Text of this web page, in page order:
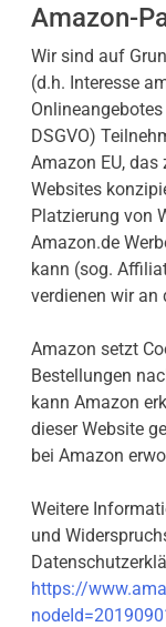
Amazon-
Wir sind auf
(d.h. Interesse
DSGVO)
Amazon EU,
Websites
Platzierung von
Amazon.de
kann (sog.
verdienen wir an
Amazon setzt
Bestellungen
kann Amazon
dieser Website
bei Amazon
Weitere
und
https://